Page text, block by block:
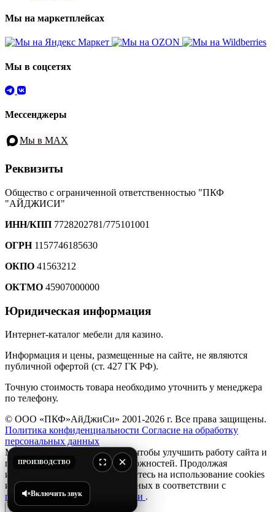
Мы на маркетплейсах
Мы в соцсетях
Мессенджеры
Мы в MAX
Реквизиты
Общество с ограниченной ответственностью "ПКФ
"АЙДЖИСИ"
ИНН/КПП 7728202781/775101001
ОГРН1157746185630
ОКПО 41563212
ОКТМО 45907000000
Юридическая информация
Интернет-каталог мебели для казино.
Информация и цены, размещенные на сайте, не являются
публичной офертой (ст. 427 ГК РФ).
Точную стоимость товара необходимо уточнить у менеджера
по телефону.
© ООО «ПКФ»АйДжиСи» 2001-2026 г. Все права защищены.
Политика конфиденциальности Согласие на обработку
персональных данных
Мы используем файлыcookie , чтобы улучшить работу сайта и
предоставить вам больше возможностей. Продолжая
использовать сайт, вы соглашаетесь на использование cookies
и обработку персональных данных в соответствии с
политикой конфиденциальности .
Принять и закрыть
ПРОИЗВОДСТВО ×
Включить звук